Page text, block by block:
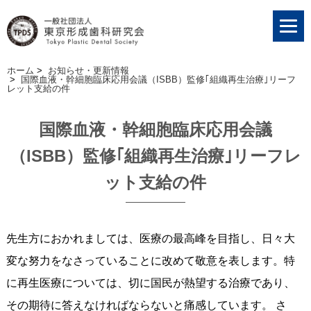
ホーム > お知らせ・更新情報
>
国際血液・幹細胞臨床応用会議（ISBB）監修｢組織再生治療｣リーフ
レット支給の件
国際血液・幹細胞臨床応用会議
（ISBB）監修｢組織再生治療｣リーフレ
ット支給の件
先生方におかれましては、医療の最高峰を目指し、日々大
変な努力をなさっていることに改めて敬意を表します。特
に再生医療については、切に国民が熱望する治療であり、
その期待に答えなければならないと痛感しています。 さ